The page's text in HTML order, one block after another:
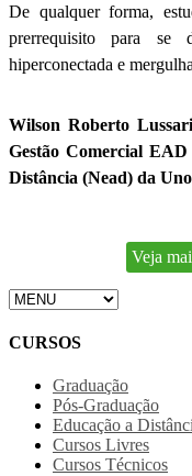
De qualquer forma,
prerrequisito para se
hiperconectada e
Wilson Roberto
Gestão Comercial
Distância (Nead) da
Veja
CURSOS
Graduação
Pós-Graduação
Educação a
Cursos Livres
Cursos Técnicos